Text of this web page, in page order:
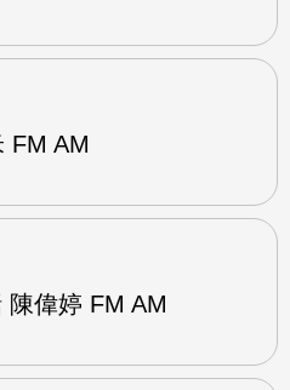
FM AM
陳偉婷 FM AM